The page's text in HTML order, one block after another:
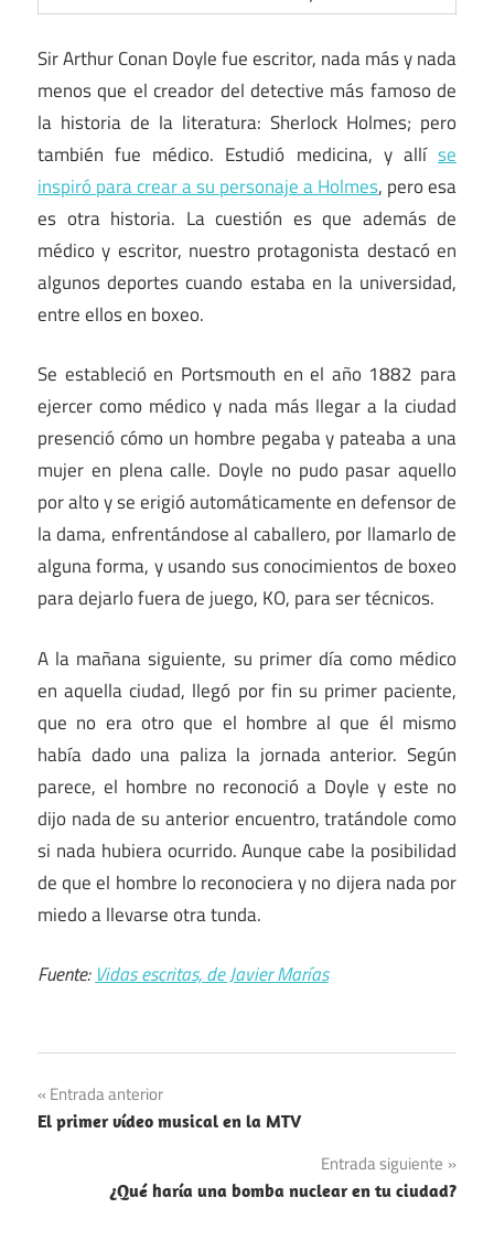
Sir Arthur Conan Doyle fue escritor, nada más y nada
menos que el creador del detective más famoso de
la historia de la literatura: Sherlock Holmes; pero
también fue médico. Estudió medicina, y allí se
inspiró para crear a su personaje a Holmes, pero esa
es otra historia. La cuestión es que además de
médico y escritor, nuestro protagonista destacó en
algunos deportes cuando estaba en la universidad,
entre ellos en boxeo.
Se estableció en Portsmouth en el año 1882 para
ejercer como médico y nada más llegar a la ciudad
presenció cómo un hombre pegaba y pateaba a una
mujer en plena calle. Doyle no pudo pasar aquello
por alto y se erigió automáticamente en defensor de
la dama, enfrentándose al caballero, por llamarlo de
alguna forma, y usando sus conocimientos de boxeo
para dejarlo fuera de juego, KO, para ser técnicos.
A la mañana siguiente, su primer día como médico
en aquella ciudad, llegó por fin su primer paciente,
que no era otro que el hombre al que él mismo
había dado una paliza la jornada anterior. Según
parece, el hombre no reconoció a Doyle y este no
dijo nada de su anterior encuentro, tratándole como
si nada hubiera ocurrido. Aunque cabe la posibilidad
de que el hombre lo reconociera y no dijera nada por
miedo a llevarse otra tunda.
Fuente:Vidas escritas, de Javier Marías
Navegación
de
entradas
Entrada anterior
El primer vídeo musical en la MTV
Entrada siguiente
¿Qué haría una bomba nuclear en tu ciudad?